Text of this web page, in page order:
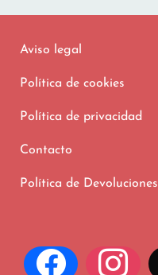
Aviso legal
Política de cookies
Política de privacidad
Contacto
Política de Devoluciones